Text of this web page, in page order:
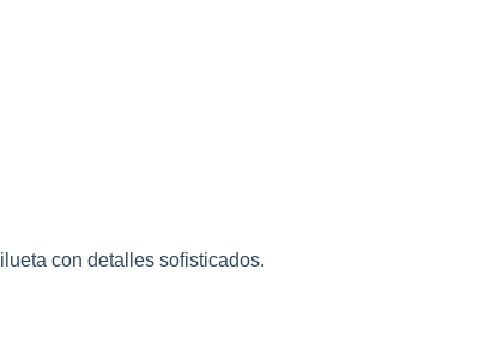
con detalles sofisticados.